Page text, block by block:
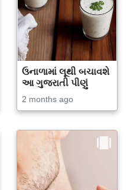
ઉનાળામાં લૂથી બચાવશે
આ ગુજરાતી પીણું
2 months ago